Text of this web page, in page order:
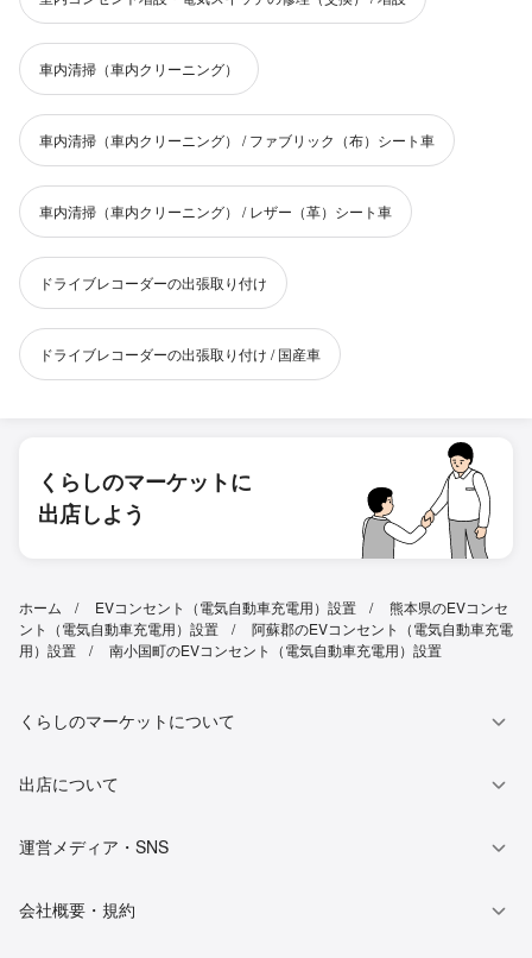
車内清掃（車内クリーニング）
車内清掃（車内クリーニング） / ファブリック（布）シート車
車内清掃（車内クリーニング） / レザー（革）シート車
ドライブレコーダーの出張取り付け
ドライブレコーダーの出張取り付け / 国産車
くらしのマーケットに
出店しよう
ホーム EVコンセント（電気自動車充電用）設置
熊本県のEVコンセ
ント（電気自動車充電用）設置
阿蘇郡のEVコンセント（電気自動車充電
用）設置
南小国町のEVコンセント（電気自動車充電用）設置
くらしのマーケットについて
出店について
運営メディア・SNS
会社概要・規約